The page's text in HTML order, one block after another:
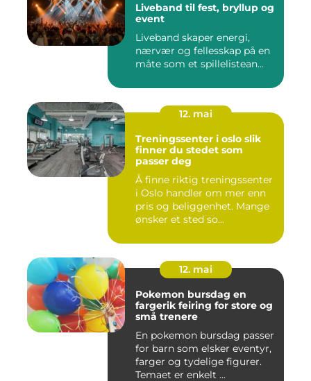
Liveband til fest, bryllup og
event
Liveband skaper energi,
nærvær og fellesskap på en
måte som et spillelistean...
12. mai
Treningssenter i oslo slik
finner du stedet som
passer deg
Å finne riktig treningssenter
i Oslo handler om mer enn
pris og beliggenhet. Mange
ønsker et sted so...
12. mai
Pokemon bursdag en
fargerik feiring for store og
små trenere
En pokemon bursdag passer
for barn som elsker eventyr,
farger og tydelige figurer.
Temaet er enkelt ...